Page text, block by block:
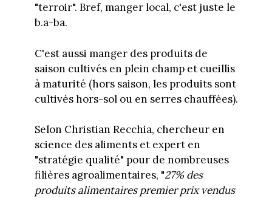
"terroir". Bref, manger local, c'est juste le
b.a-ba.
C'est aussi manger des produits de
saison cultivés en plein champ et cueillis
à maturité (hors saison, les produits sont
cultivés hors-sol ou en serres chauffées).
Selon Christian Recchia, chercheur en
science des aliments et expert en
"stratégie qualité" pour de nombreuses
filières agroalimentaires, "27% des
produits alimentaires premier prix vendus